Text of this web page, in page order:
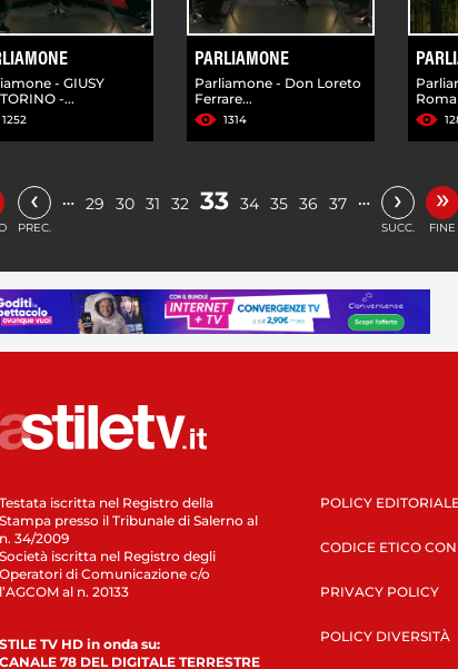
- GIUSY
-...
1252
PARLIAMONE
Parliamone - Don Loreto
Ferrare...
1314
‹
PREC.
… 29 30 31 32 33 34 35 36 37 … ›
SUCC.
»
FINE
Testata iscritta nel Registro della
Stampa presso il Tribunale di Salerno al
n. 34/2009
Società iscritta nel Registro degli
Operatori di Comunicazione c/o
l’AGCOM al n. 20133
STILE TV HD in onda su:
CANALE 78 DEL DIGITALE TERRESTRE
POLICY
CODICE ETICO
PRIVACY POLICY
POLICY DIVERSITÀ